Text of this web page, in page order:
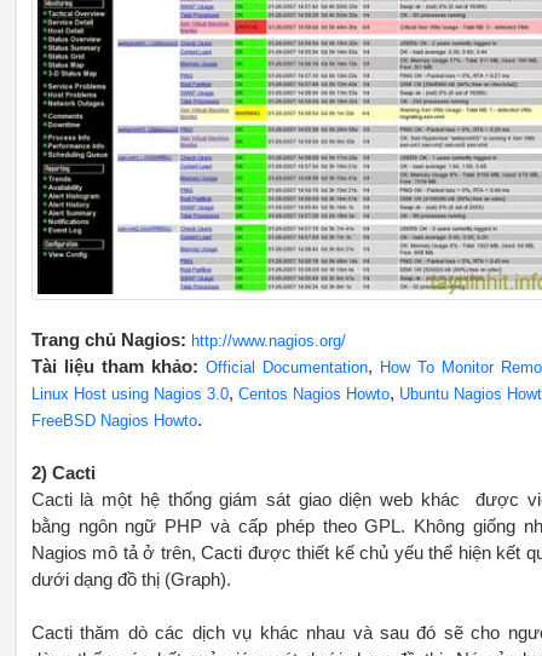
Trang chủ Nagios: http://www.nagios.org/
Tài liệu tham khảo: Official Documentation, How To Monitor
Linux Host using Nagios 3.0, Centos Nagios Howto, Ubuntu Nagios
FreeBSD Nagios Howto.
2) Cacti
Cacti là một hệ thống giám sát giao diện web khác được
bằng ngôn ngữ PHP và cấp phép theo GPL. Không giống
Nagios mô tả ở trên, Cacti được thiết kế chủ yếu thể hiện kết
dưới dạng đồ thị (Graph).
Cacti thăm dò các dịch vụ khác nhau và sau đó sẽ cho